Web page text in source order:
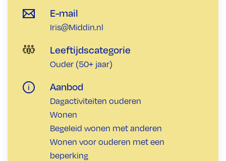
E-mail
Iris@Middin.nl
Leeftijdscategorie
Ouder (50+ jaar)
Aanbod
Dagactiviteiten ouderen
Wonen
Begeleid wonen met anderen
Wonen voor ouderen met een
beperking